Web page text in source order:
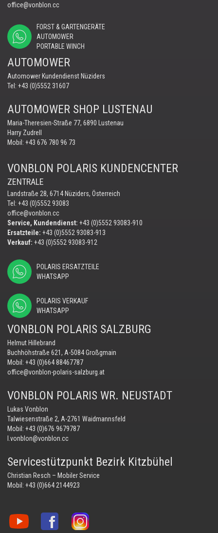
office@vonblon.cc
FORST & GARTENGERÄTE
AUTOMOWER
PORTABLE WINCH
AUTOMOWER
Automower Kundendienst Nüziders
Tel: +43 (0)5552 31607
AUTOMOWER SHOP LUSTENAU
Maria-Theresien-Straße 77, 6890 Lustenau
Harry Zudrell
Mobil: +43 676 780 96 73
VONBLON POLARIS KUNDENCENTER
ZENTRALE
Landstraße 28, 6714 Nüziders, Österreich
Tel: +43 (0)5552 93083
office@vonblon.cc
Service, Kundendienst: +43 (0)5552 93083-910
Ersatzteile: +43 (0)5552 93083-913
Verkauf: +43 (0)5552 93083-912
POLARIS ERSATZTEILE
WHATSAPP
POLARIS VERKAUF
WHATSAPP
VONBLON POLARIS SALZBURG
Helmut Hillebrand
Buchhöhstraße 621, A-5084 Großgmain
Mobil: +43 (0)664 88467787
office@vonblon-polaris-salzburg.at
VONBLON POLARIS WR. NEUSTADT
Lukas Vonblon
Talwiesenstraße 2, A-2761 Waidmannsfeld
Mobil: +43 (0)676 9679787
l.vonblon@vonblon.cc
Servicestützpunkt Bezirk Kitzbühel
Christian Resch – Mobiler Service
Mobil: +43 (0)664 2144923
Vonblon
auf
Vonblon
Vonblon
auf